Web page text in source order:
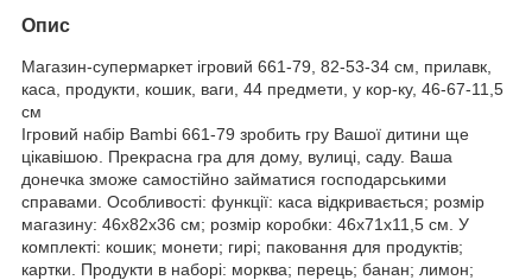
Опис
Магазин-супермаркет ігровий 661-79, 82-53-34 см, прилавк,
каса, продукти, кошик, ваги, 44 предмети, у кор-ку, 46-67-11,5
см
Ігровий набір Bambi 661-79 зробить гру Вашої дитини ще
цікавішою. Прекрасна гра для дому, вулиці, саду. Ваша
донечка зможе самостійно займатися господарськими
справами. Особливості: функції: каса відкривається; розмір
магазину: 46х82х36 см; розмір коробки: 46х71х11,5 см. У
комплекті: кошик; монети; гирі; паковання для продуктів;
картки. Продукти в наборі: морква; перець; банан; лимон;